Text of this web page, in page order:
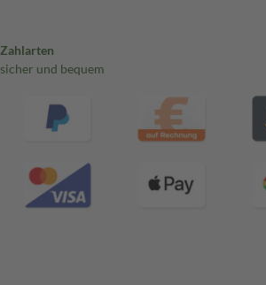
Zahlarten
sicher und bequem